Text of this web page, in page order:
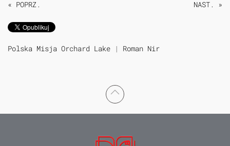
« POPRZ. NAST. »
Polska Misja Orchard Lake | Roman Nir